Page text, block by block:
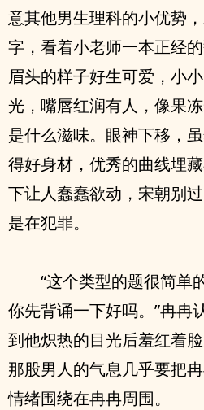
意其他男生理科的小优势
字，看着小老师一本正经
眉头的样子好生可爱，小
光，嘴唇红润有人，像果
是什么滋味。眼神下移，
得好身材，优秀的曲线埋
下让人蠢蠢欲动，宋朝别
是在犯罪。
“这个类型的题很简单
你先背诵一下好吗。”冉冉
到他炽热的目光后羞红着
那股男人的气息几乎要把
情绪围绕在冉冉周围。